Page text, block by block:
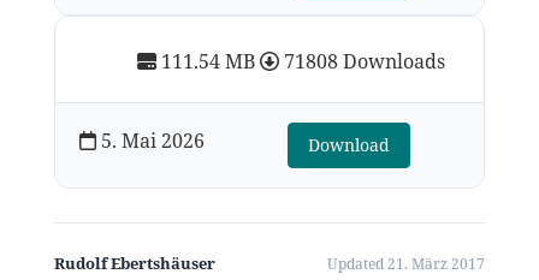
111.54 MB 71808 Downloads
5. Mai 2026 Download
Rudolf Ebertshäuser Updated 21. März 2017